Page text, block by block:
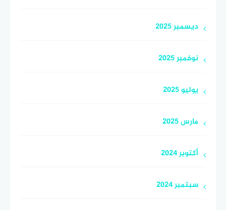
ديسمبر 2025
نوفمبر 2025
يوليو 2025
مارس 2025
أكتوبر 2024
سبتمبر 2024